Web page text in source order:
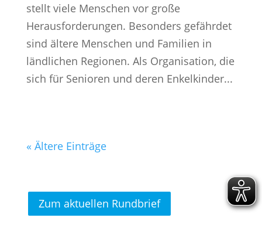
stellt viele Menschen vor große
Herausforderungen. Besonders gefährdet
sind ältere Menschen und Familien in
ländlichen Regionen. Als Organisation, die
sich für Senioren und deren Enkelkinder...
« Ältere Einträge
Zum aktuellen Rundbrief